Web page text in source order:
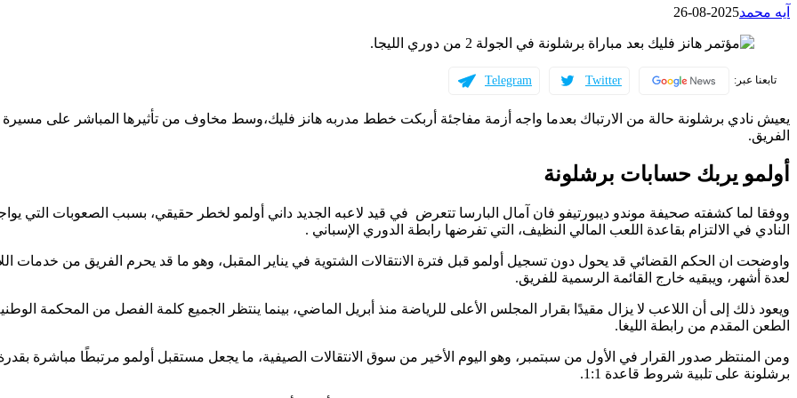
آيه محمد2025-08-26
تابعنا عبر: Twitter
Telegram
يعيش نادي برشلونة حالة من الارتباك بعدما واجه أزمة مفاجئة أربكت خطط مدربه هانز فليك،وسط مخاوف من تأثيرها المباشر على مسيرة
الفريق.
أولمو يربك حسابات برشلونة
ووفقا لما كشفته صحيفة موندو ديبورتيفو فان آمال البارسا تتعرض في قيد لاعبه الجديد داني أولمو لخطر حقيقي، بسبب الصعوبات التي
النادي في الالتزام بقاعدة اللعب المالي النظيف، التي تفرضها رابطة الدوري الإسباني .
واوضحت ان الحكم القضائي قد يحول دون تسجيل أولمو قبل فترة الانتقالات الشتوية في يناير المقبل، وهو ما قد يحرم الفريق من خدمات
لعدة أشهر، ويبقيه خارج القائمة الرسمية للفريق.
ويعود ذلك إلى أن اللاعب لا يزال مقيدًا بقرار المجلس الأعلى للرياضة منذ أبريل الماضي، بينما ينتظر الجميع كلمة الفصل من المحكمة
الطعن المقدم من رابطة الليغا.
ومن المنتظر صدور القرار في الأول من سبتمبر، وهو اليوم الأخير من سوق الانتقالات الصيفية، ما يجعل مستقبل أولمو مرتبطًا مباشرة
برشلونة على تلبية شروط قاعدة 1:1.